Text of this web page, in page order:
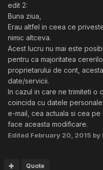
edit 2:
Buna ziua,
Erau altfel in ceea ce
nimic altceva.
Acest lucru nu mai este
pentru ca majoritatea
proprietarului de cont,
date/servicii.
In cazul in care ne trimiteti o
coincida cu datele
e-mail, cea actuala si cea
face aceasta modificare.
Edited February 20, 2015 by
Quote